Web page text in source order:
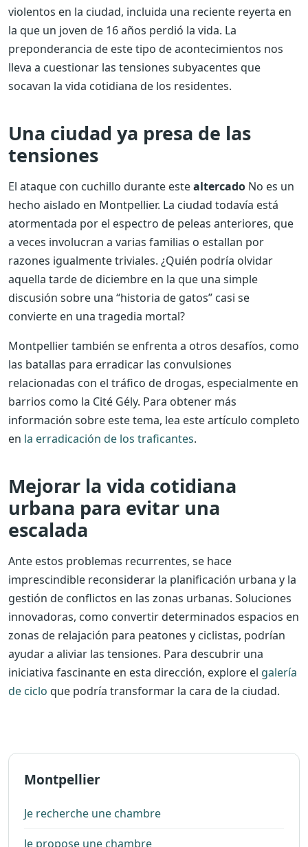
violentos en la ciudad, incluida una reciente reyerta en
la que un joven de 16 años perdió la vida. La
preponderancia de este tipo de acontecimientos nos
lleva a cuestionar las tensiones subyacentes que
socavan la vida cotidiana de los residentes.
Una ciudad ya presa de las
tensiones
El ataque con cuchillo durante estealtercado No es un
hecho aislado en Montpellier. La ciudad todavía está
atormentada por el espectro de peleas anteriores, que
a veces involucran a varias familias o estallan por
razones igualmente triviales. ¿Quién podría olvidar
aquella tarde de diciembre en la que una simple
discusión sobre una “historia de gatos” casi se
convierte en una tragedia mortal?
Montpellier también se enfrenta a otros desafíos, como
las batallas para erradicar las convulsiones
relacionadas con el tráfico de drogas, especialmente en
barrios como la Cité Gély. Para obtener más
información sobre este tema, lea este artículo completo
en la erradicación de los traficantes.
Mejorar la vida cotidiana
urbana para evitar una
escalada
Ante estos problemas recurrentes, se hace
imprescindible reconsiderar la planificación urbana y la
gestión de conflictos en las zonas urbanas. Soluciones
innovadoras, como convertir determinados espacios en
zonas de relajación para peatones y ciclistas, podrían
ayudar a aliviar las tensiones. Para descubrir una
iniciativa fascinante en esta dirección, explore el galería
de ciclo que podría transformar la cara de la ciudad.
Montpellier
Je recherche une chambre
Je propose une chambre